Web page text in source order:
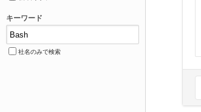
キーワード
社名のみで検索